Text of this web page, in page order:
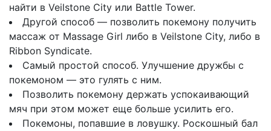
найти в Veilstone City или Battle Tower.
Другой способ — позволить покемону получить
массаж от Massage Girl либо в Veilstone City, либо в
Ribbon Syndicate.
Самый простой способ. Улучшение дружбы с
покемоном — это гулять с ним.
Позволить покемону держать успокаивающий
мяч при этом может еще больше усилить его.
Покемоны, попавшие в ловушку. Роскошный бал